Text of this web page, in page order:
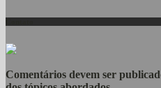
Comentários devem ser